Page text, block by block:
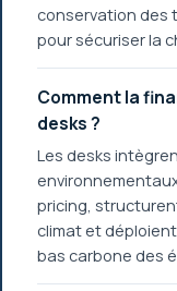
conservation des
pour sécuriser la
Comment la
desks ?
Les desks
pricing,
climat et
bas carbone des